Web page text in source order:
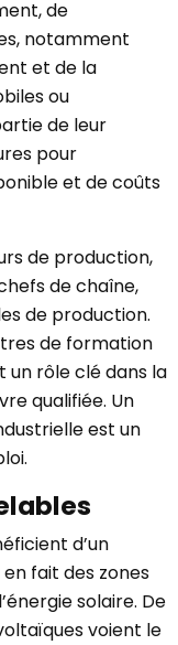
de
notamment
et de la
ou
de leur
pour
et de coûts
de production,
de chaîne,
de production.
de formation
un rôle clé dans la
qualifiée. Un
est un
d’un
fait des zones
solaire. De
voient le